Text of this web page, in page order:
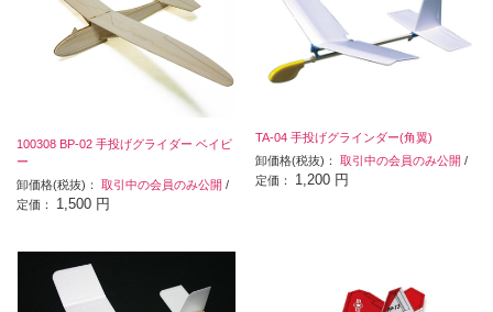
100308 BP-02 手投げグライダー ベイビ
ー
卸価格(税抜)： 取引中の会員のみ公開 /
定価： 1,500 円
TA-04 手投げグラインダー(角翼)
卸価格(税抜)：取引中の会員のみ公開 /
定価： 1,200 円